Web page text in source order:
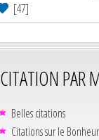
[47]
CITATION PAR
Belles citations
Citations sur le Bonheur